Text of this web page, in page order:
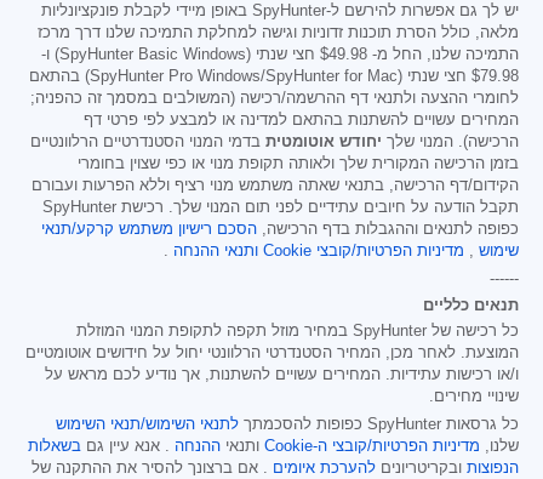
יש לך גם אפשרות להירשם ל-SpyHunter באופן מיידי לקבלת פונקציונליות
מלאה, כולל הסרת תוכנות זדוניות וגישה למחלקת התמיכה שלנו דרך מרכז
התמיכה שלנו, החל מ- $49.98 חצי שנתי (SpyHunter Basic Windows) ו-
$79.98
חצי שנתי (SpyHunter Pro Windows/SpyHunter for Mac) בהתאם
לחומרי ההצעה ולתנאי דף ההרשמה/רכישה (המשולבים במסמך זה כהפניה;
המחירים עשויים להשתנות בהתאם למדינה או למבצע לפי פרטי דף
הרכישה). המנוי שלך יחודש אוטומטית בדמי המנוי הסטנדרטיים הרלוונטיים
בזמן הרכישה המקורית שלך ולאותה תקופת מנוי או כפי שצוין בחומרי
הקידום/דף הרכישה, בתנאי שאתה משתמש מנוי רציף וללא הפרעות ועבורם
תקבל הודעה על חיובים עתידיים לפני תום המנוי שלך. רכישת SpyHunter
כפופה לתנאים וההגבלות בדף הרכישה, הסכם רישיון משתמש קרקע/תנאי
שימוש , מדיניות הפרטיות/קובצי Cookie ותנאי ההנחה .
------
תנאים כלליים
כל רכישה של SpyHunter במחיר מוזל תקפה לתקופת המנוי המוזלת
המוצעת. לאחר מכן, המחיר הסטנדרטי הרלוונטי יחול על חידושים אוטומטיים
ו/או רכישות עתידיות. המחירים עשויים להשתנות, אך נודיע לכם מראש על
שינויי מחירים.
כל גרסאות SpyHunter כפופות להסכמתך
לתנאי השימוש/תנאי השימוש
שלנו, מדיניות הפרטיות/קובצי ה-Cookie ותנאי ההנחה . אנא עיין גם בשאלות
הנפוצות ובקריטריונים להערכת איומים . אם ברצונך להסיר את ההתקנה של